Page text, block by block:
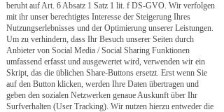
beruht auf Art. 6 Absatz 1 Satz 1 lit. f DS-GVO. Wir verfolgen
mit ihr unser berechtigtes Interesse der Steigerung Ihres
Nutzungserlebnisses und der Optimierung unserer Leistungen.
Um zu verhindern, dass Ihr Besuch unserer Seiten durch
Anbieter von Social Media / Social Sharing Funktionen
umfassend erfasst und ausgewertet wird, verwenden wir ein
Skript, das die üblichen Share-Buttons ersetzt. Erst wenn Sie
auf den Button klicken, werden Ihre Daten übertragen und
geben den sozialen Netzwerken genaue Auskunft über Ihr
Surfverhalten (User Tracking). Wir nutzen hierzu entweder die